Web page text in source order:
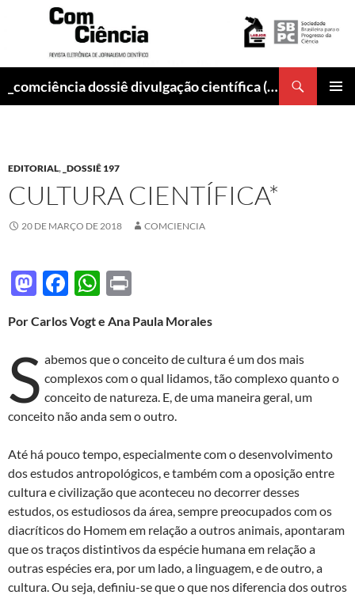
_comciência dossiê divulgação científica (abr/2018)
EDITORIAL, _DOSSIÊ 197
CULTURA CIENTÍFICA*
20 DE MARÇO DE 2018 COMCIENCIA
M
to
d
o
n
F
e
b
o
o
W
at
s
A
p
nt
Por Carlos Vogt e Ana Paula Morales
S abemos que o conceito de cultura é um dos mais
complexos com o qual lidamos, tão complexo quanto o
conceito de natureza. E, de uma maneira geral, um
conceito não anda sem o outro.
Até há pouco tempo, especialmente com o desenvolvimento
dos estudos antropológicos, e também com a oposição entre
cultura e civilização que aconteceu no decorrer desses
estudos, os estudiosos da área, sempre preocupados com os
diacríticos do Homem em relação a outros animais, apontaram
que os traços distintivos da espécie humana em relação a
outras espécies era, por um lado, a linguagem, e de outro, a
cultura. Ou seja, definiu-se que o que nos diferencia dos outros